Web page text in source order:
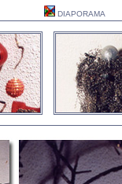
DIAPORAMA